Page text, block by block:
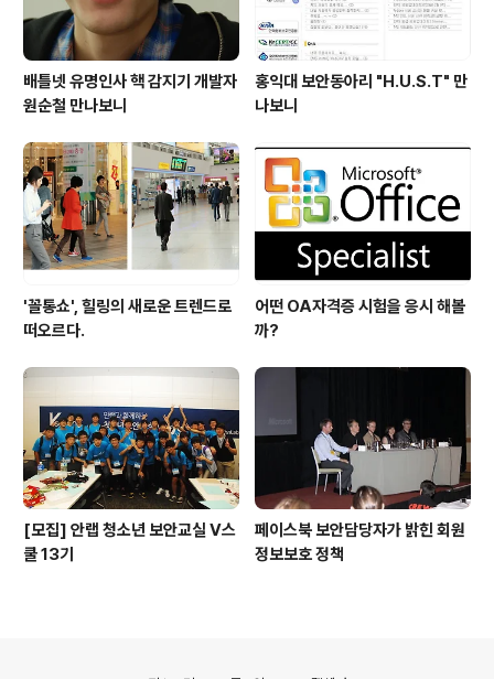
배틀넷 유명인사 핵 감지기 개발자
원순철 만나보니
홍익대 보안동아리 "H.U.S.T" 만
나보니
'꼴통쇼', 힐링의 새로운 트렌드로
떠오르다.
어떤 OA자격증 시험을 응시 해볼
까?
[모집] 안랩 청소년 보안교실 V스
쿨 13기
페이스북 보안담당자가 밝힌 회원
정보보호 정책